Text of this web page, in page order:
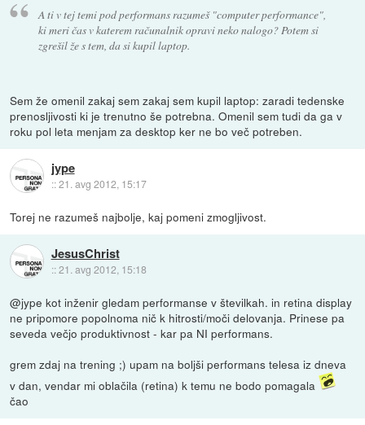
A ti v tej temi podperformansrazumeš "computer performance",
ki meri čas v katerem računalnik opravi neko nalogo? Potem si
zgrešil že s tem, da si kupil laptop.
Sem že omenil zakaj sem zakaj sem kupil laptop: zaradi tedenske
prenosljivosti ki je trenutno še potrebna. Omenil sem tudi da ga v
roku pol leta menjam za desktop ker ne bo več potreben.
jype
::21. avg 2012, 15:17
Torej ne razumeš najbolje, kaj pomeni zmogljivost.
JesusChrist
::21. avg 2012, 15:18
@jype kot inženir gledam performanse v številkah. in retina display
ne pripomore popolnoma nič k hitrosti/moči delovanja. Prinese pa
seveda večjo produktivnost - kar pa NI performans.
grem zdaj na trening ;) upam na boljši performans telesa iz dneva
v dan, vendar mi oblačila (retina) k temu ne bodo pomagala
čao